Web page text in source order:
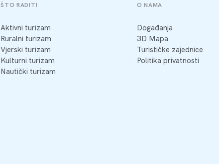
ŠTO RADITI
Aktivni turizam
Ruralni turizam
Vjerski turizam
Kulturni turizam
Nautički turizam
O NAMA
Događanja
3D Mapa
Turističke zajednice
Politika privatnosti